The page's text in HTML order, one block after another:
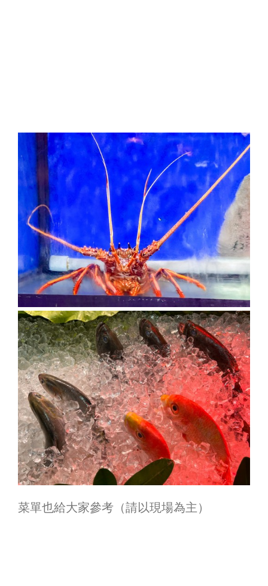
菜單也給大家參考（請以現場為主）